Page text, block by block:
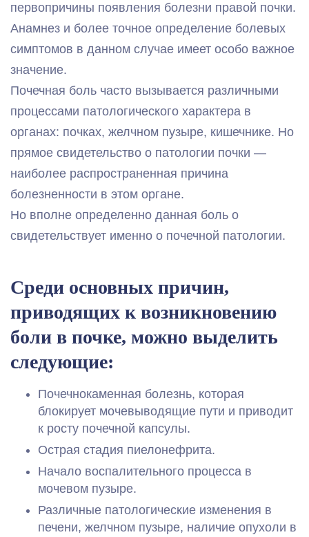
первопричины появления болезни правой почки.
Анамнез и более точное определение болевых
симптомов в данном случае имеет особо важное
значение.
Почечная боль часто вызывается различными
процессами патологического характера в
органах: почках, желчном пузыре, кишечнике. Но
прямое свидетельство о патологии почки —
наиболее распространенная причина
болезненности в этом органе.
Но вполне определенно данная боль о
свидетельствует именно о почечной патологии.
Среди основных причин,
приводящих к возникновению
боли в почке, можно выделить
следующие:
Почечнокаменная болезнь, которая
блокирует мочевыводящие пути и приводит
к росту почечной капсулы.
Острая стадия пиелонефрита.
Начало воспалительного процесса в
мочевом пузыре.
Различные патологические изменения в
печени, желчном пузыре, наличие опухоли в